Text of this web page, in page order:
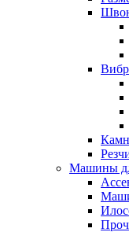
Машины